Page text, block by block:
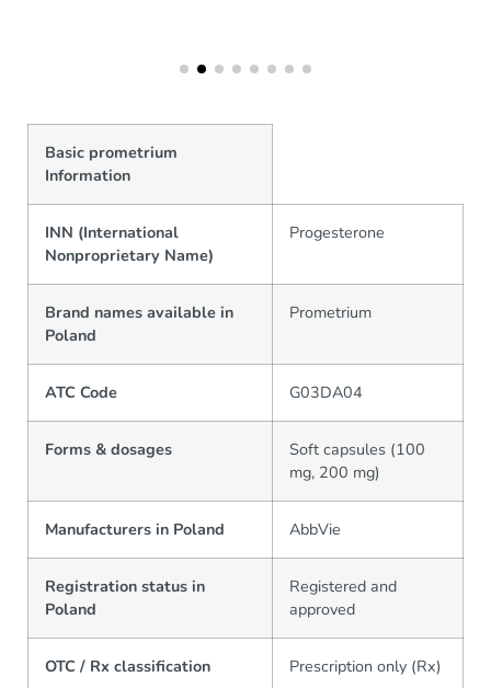
Basic prometrium
Information
INN (International
Nonproprietary Name)
Progesterone
Brand names available in
Poland
Prometrium
ATC Code G03DA04
Forms & dosages
Soft capsules (100
mg, 200 mg)
Manufacturers in Poland AbbVie
Registration status in
Poland
Registered and
approved
OTC / Rx classification Prescription only (Rx)